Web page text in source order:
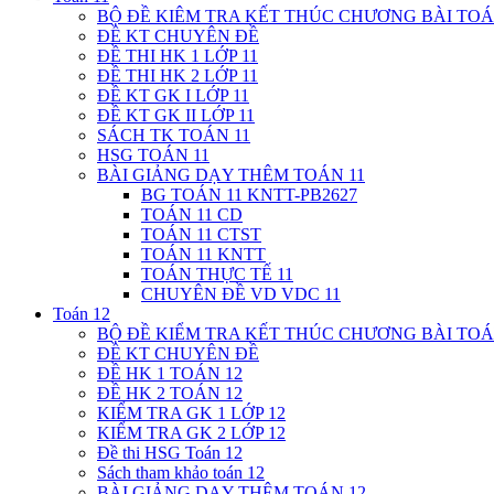
BỘ ĐỀ KIÊM TRA KẾT THÚC CHƯƠNG BÀI
ĐỀ KT CHUYÊN ĐỀ
ĐỀ THI HK 1 LỚP 11
ĐỀ THI HK 2 LỚP 11
ĐỀ KT GK I LỚP 11
ĐỀ KT GK II LỚP 11
SÁCH TK TOÁN 11
HSG TOÁN 11
BÀI GIẢNG DẠY THÊM TOÁN 11
BG TOÁN 11 KNTT-PB2627
TOÁN 11 CD
TOÁN 11 CTST
TOÁN 11 KNTT
TOÁN THỰC TẾ 11
CHUYÊN ĐỀ VD VDC 11
Toán 12
BỘ ĐỀ KIỂM TRA KẾT THÚC CHƯƠNG BÀI
ĐỀ KT CHUYÊN ĐỀ
ĐỀ HK 1 TOÁN 12
ĐỀ HK 2 TOÁN 12
KIỂM TRA GK 1 LỚP 12
KIỂM TRA GK 2 LỚP 12
Đề thi HSG Toán 12
Sách tham khảo toán 12